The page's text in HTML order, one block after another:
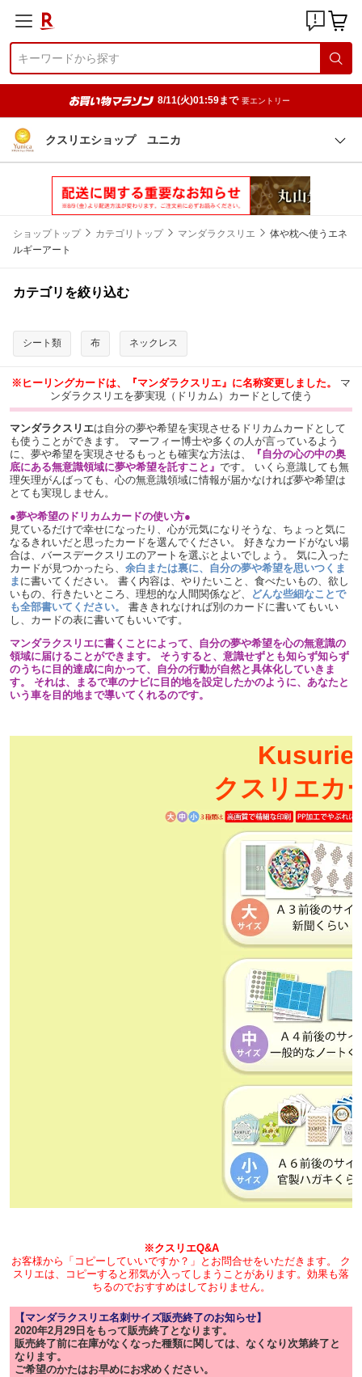
8/11(火)01:59まで 要エントリー
クスリエショップ ユニカ
ショップトップ カテゴリトップ マンダラクスリエ
体や枕へ使うエネ
ルギーアート
カテゴリを絞り込む
シート類 布 ネックレス
※ヒーリングカードは、『マンダラクスリエ』に名称変更しました。
マ
ンダラクスリエを夢実現（ドリカム）カードとして使う
マンダラクスリエは自分の夢や希望を実現させるドリカムカードとして
も使うことができます。 マーフィー博士や多くの人が言っているよう
に、夢や希望を実現させるもっとも確実な方法は、
『自分の心の中の奥
底にある無意識領域に夢や希望を託すこと』 です。 いくら意識しても無
理矢理がんばっても、心の無意識領域に情報が届かなければ夢や希望は
とても実現しません。
●夢や希望のドリカムカードの使い方●
見ているだけで幸せになったり、心が元気になりそうな、ちょっと気に
なるきれいだと思ったカードを選んでください。 好きなカードがない場
合は、バースデークスリエのアートを選ぶとよいでしょう。 気に入った
カードが見つかったら、 余白または裏に、自分の夢や希望を思いつくま
ま に書いてください。 書く内容は、やりたいこと、食べたいもの、欲し
いもの、行きたいところ、理想的な人間関係など、
どんな些細なことで
も全部書いてください。
書ききれなければ別のカードに書いてもいい
し、カードの表に書いてもいいです。
マンダラクスリエに書くことによって、自分の夢や希望を心の無意識の
領域に届けることができます。 そうすると、意識せずとも知らず知らず
のうちに目的達成に向かって、自分の行動が自然と具体化していきま
す。 それは、まるで車のナビに目的地を設定したかのように、あなたと
いう車を目的地まで導いてくれるのです。
Kusurie
クスリエカ
※クスリエQ&A
お客様から「コピーしていいですか？」とお問合せをいただきます。 ク
スリエは、コピーすると邪気が入ってしまうことがあります。効果も落
ちるのでおすすめはしておりません。
【マンダラクスリエ名刺サイズ販売終了のお知らせ】
2020年2月29日をもって販売終了となります。
販売終了前に在庫がなくなった種類に関しては、なくなり次第終了と
なります。
ご希望のかたはお早めにお求めください。